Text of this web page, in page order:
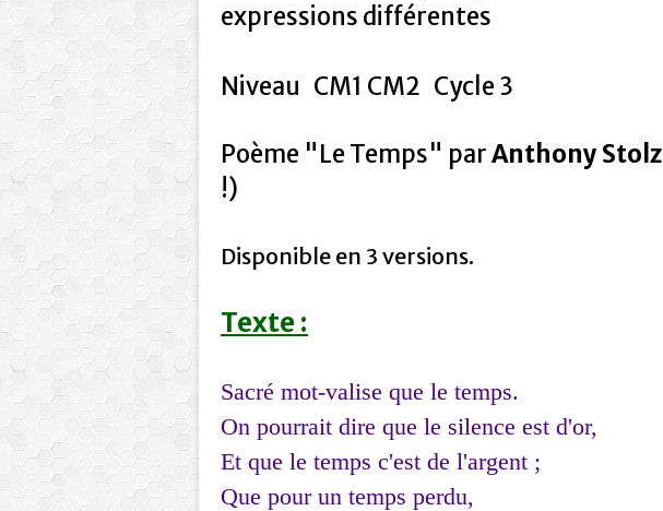
expressions différentes
Niveau CM1 CM2 Cycle 3
Poème "Le Temps" parAnthony Stolz
!)
Disponible en 3 versions.
Texte :
Sacré mot-valise que le temps.
On pourrait dire que le silence est d'or,
Et que le temps c'est de l'argent ;
Que pour un temps perdu,